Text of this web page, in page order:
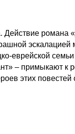
Действие романа
еврейской
– примыкают к
этих повестей